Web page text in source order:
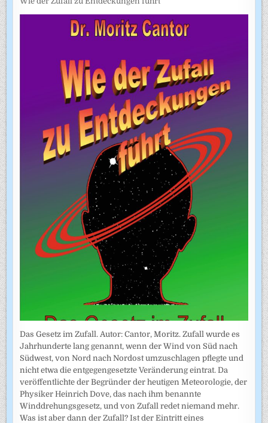
Das Gesetz im Zufall. Autor: Cantor, Moritz. Zufall wurde es
Jahrhunderte lang genannt, wenn der Wind von Süd nach
Südwest, von Nord nach Nordost umzuschlagen pflegte und
nicht etwa die entgegengesetzte Veränderung eintrat. Da
veröffentlichte der Begründer der heutigen Meteorologie, der
Physiker Heinrich Dove, das nach ihm benannte
Winddrehungsgesetz, und von Zufall redet niemand mehr.
Was ist aber dann der Zufall? Ist der Eintritt eines